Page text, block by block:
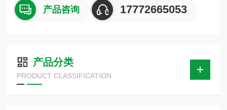
产品咨询 17772665053
产品分类
PRODUCT CLASSIFICATION